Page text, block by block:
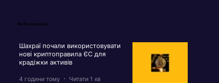
Вибір редакції
Шахраї почали використовувати
нові криптоправила ЄС для
крадіжки активів
4 години тому Читати 1 хв